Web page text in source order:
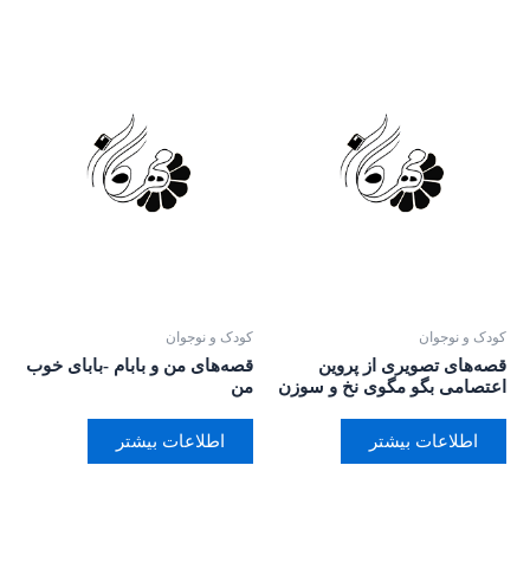
کودک و نوجوان
قصه‌های تصویری از پروین
اعتصامی بگو مگوی نخ و سوزن
اطلاعات بیشتر
کودک و نوجوان
قصه‌های من و بابام -بابای خوب
من
اطلاعات بیشتر